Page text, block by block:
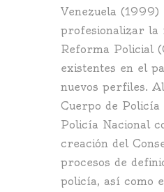
Venezuela (1999)
profesionalizar la
Reforma Policial
existentes en el
nuevos perfiles.
Cuerpo de
Policía Nacional
creación del
procesos de
policía, así como